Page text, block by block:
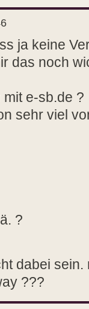
ja keine
das noch
e-sb.de ?
sehr viel
?
dabei
???